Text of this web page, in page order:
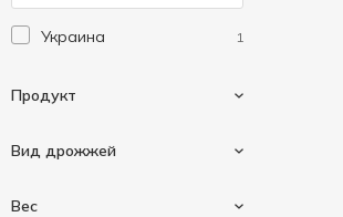
Львівські дріжджі 3
Первак 1
Украина 1
Продукт
Вид дрожжей
Вес